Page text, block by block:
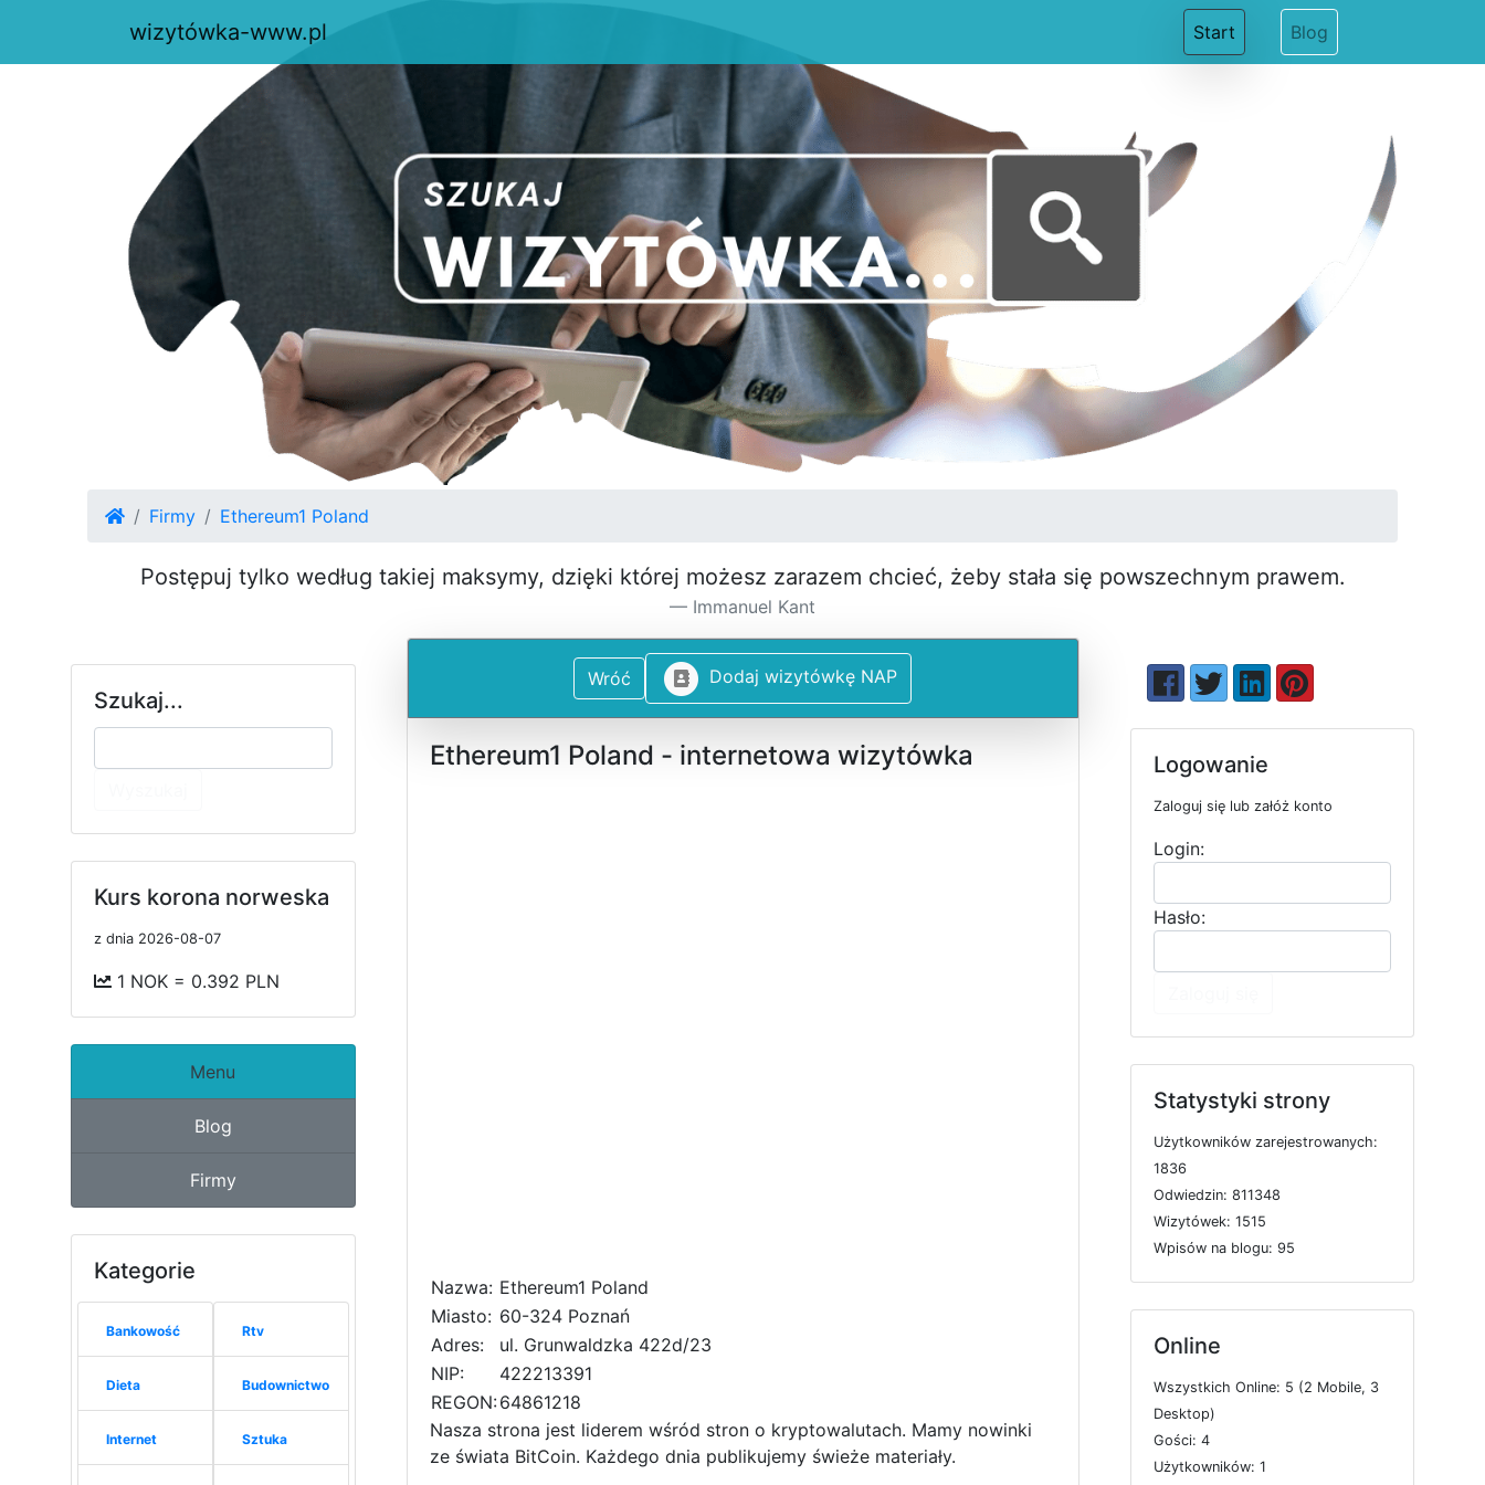
Firmy Ethereum1 Poland
Postępuj tylko według takiej maksymy, dzięki której możesz za­razem chcieć, żeby stała się pow­szechnym prawem.
Immanuel Kant
wizytówka-www.pl Start (current)Blog
Szukaj...
Kurs korona norweska
z dnia 2026-08-07
1 NOK = 0.392 PLN
Menu
Blog
Firmy
Kategorie
Bankowość
Dieta
Internet
Rtv
Budownictwo
Sztuka
Wróć Dodaj wizytówkę NAP
Ethereum1 Poland - internetowa wizytówka
Nazwa: Ethereum1 Poland
Miasto: 60-324 Poznań
Adres:
ul. Grunwaldzka 422d/23
NIP:
422213391
REGON:64861218
Nasza strona jest liderem wśród stron o kryptowalutach. Mamy nowinki
ze świata BitCoin. Każdego dnia publikujemy świeże materiały.
Logowanie
Zaloguj się lub załóż konto
Login:
Hasło:
Statystyki strony
Użytkowników zarejestrowanych:
1836
Odwiedzin: 811348
Wizytówek: 1515
Wpisów na blogu: 95
Online
Wszystkich Online: 5 (2 Mobile, 3
Desktop)
Gości: 4
Użytkowników: 1